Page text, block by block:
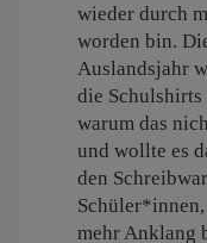
wieder durch
worden bin.
Auslandsjahr
die
warum das
und wollte es
den
mehr Anklang